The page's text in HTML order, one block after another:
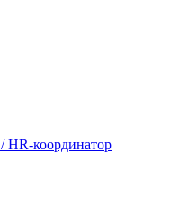
HR-координатор